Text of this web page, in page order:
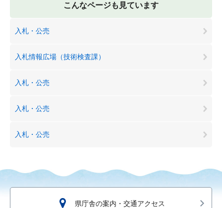
こんなページも見ています
入札・公売
入札情報広場（技術検査課）
入札・公売
入札・公売
入札・公売
県庁舎の案内・交通アクセス